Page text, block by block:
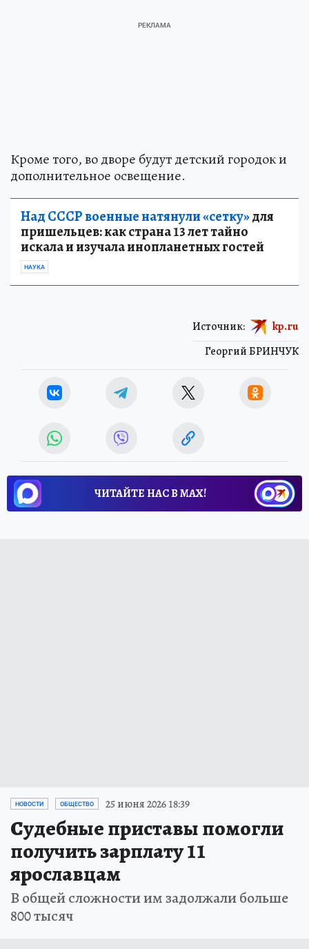
Кроме того, во дворе будут детский городок и
дополнительное освещение.
Над СССР военные натянули «сетку»для
пришельцев: как страна 13 лет тайно
искала и изучала инопланетных гостей
НАУКА
Георгий БРИНЧУК
Источник: kp.ru
ЧИТАЙТЕ НАС В МАХ!
НОВОСТИ ОБЩЕСТВО 25 июня 2026 18:39
Судебные приставы помогли
получить зарплату 11
ярославцам
В общей сложности им задолжали больше
800 тысяч